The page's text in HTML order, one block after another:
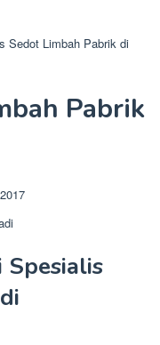
Sedot Limbah Pabrik di
Pabrik